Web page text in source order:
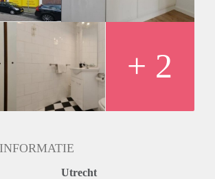
+ 2
Utrecht